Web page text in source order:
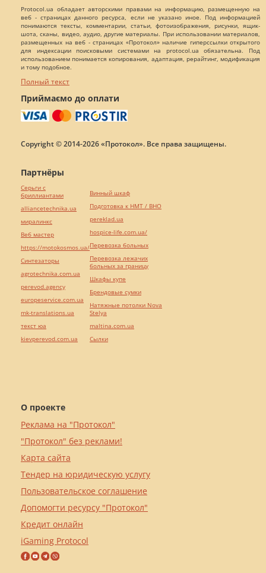
Protocol.ua обладает авторскими правами на информацию, размещенную на
веб - страницах данного ресурса, если не указано иное. Под информацией
понимаются тексты, комментарии, статьи, фотоизображения, рисунки, ящик-
шота, сканы, видео, аудио, другие материалы. При использовании материалов,
размещенных на веб - страницах «Протокол» наличие гиперссылки открытого
для индексации поисковыми системами на protocol.ua обязательна. Под
использованием понимается копирования, адаптация, рерайтинг, модификация
и тому подобное.
Полный текст
Приймаємо до оплати
Copyright © 2014-2026 «Протокол». Все права защищены.
О проекте
Реклама на "Протокол"
"Протокол" без реклами!
Карта сайта
Тендер на юридическую услугу
Пользовательское соглашение
Допомогти ресурсу "Протокол"
Кредит онлайн
iGaming Protocol
Партнёры
Серьги с
бриллиантами
alliancetechnika.ua
миралинкс
Веб мастер
https://motokosmos.ua/
Синтезаторы
agrotechnika.com.ua
perevod.agency
europeservice.com.ua
mk-translations.ua
текст юа
kievperevod.com.ua
Винный шкаф
Подготовка к НМТ / ВНО
pereklad.ua
hospice-life.com.ua/
Перевозка больных
Перевозка лежачих
больных за границу
Шкафы купе
Брендовые сумки
Натяжные потолки Nova
Stelya
maltina.com.ua
Cылки